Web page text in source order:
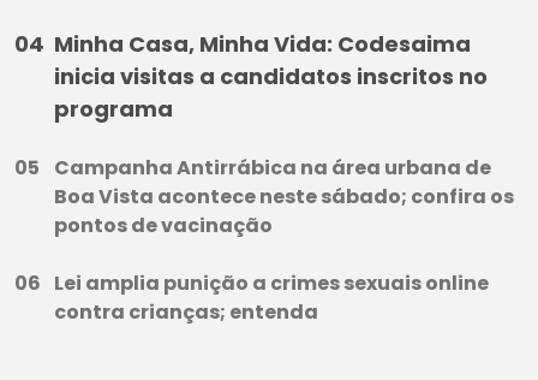
Minha Casa, Minha Vida: Codesaima
inicia visitas a candidatos inscritos no
programa
Campanha Antirrábica na área urbana de
Boa Vista acontece neste sábado; confira os
pontos de vacinação
Lei amplia punição a crimes sexuais online
contra crianças; entenda